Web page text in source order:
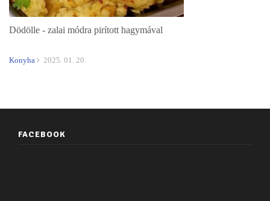
Dödölle - zalai módra pirított hagymával
Konyha 2025. 01. 20.
FACEBOOK